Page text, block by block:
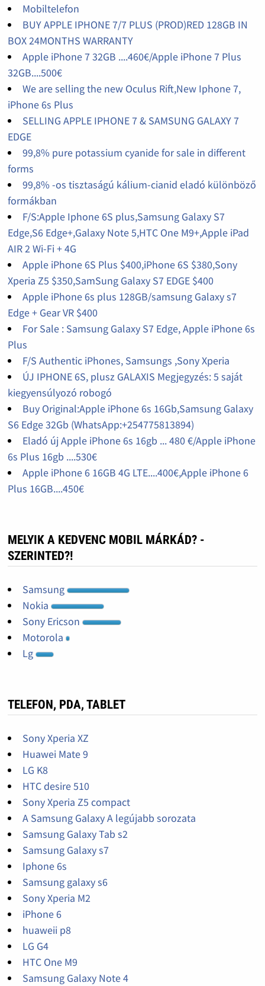
Mobiltelefon
BUY APPLE IPHONE 7/7 PLUS (PROD)RED 128GB IN
BOX 24MONTHS WARRANTY
Apple iPhone 7 32GB ....460€/Apple iPhone 7 Plus
32GB....500€
We are selling the new Oculus Rift,New Iphone 7,
iPhone 6s Plus
SELLING APPLE IPHONE 7 & SAMSUNG GALAXY 7
EDGE
99,8% pure potassium cyanide for sale in different
forms
99,8% -os tisztaságú kálium-cianid eladó különböző
formákban
F/S:Apple Iphone 6S plus,Samsung Galaxy S7
Edge,S6 Edge+,Galaxy Note 5,HTC One M9+,Apple iPad
AIR 2 Wi-Fi + 4G
Apple iPhone 6S Plus $400,iPhone 6S $380,Sony
Xperia Z5 $350,SamSung Galaxy S7 EDGE $400
Apple iPhone 6s plus 128GB/samsung Galaxy s7
Edge + Gear VR $400
For Sale : Samsung Galaxy S7 Edge, Apple iPhone 6s
Plus
F/S Authentic iPhones, Samsungs ,Sony Xperia
ÚJ IPHONE 6S, plusz GALAXIS Megjegyzés: 5 saját
kiegyensúlyozó robogó
Buy Original:Apple iPhone 6s 16Gb,Samsung Galaxy
S6 Edge 32Gb (WhatsApp:+254775813894)
Eladó új Apple iPhone 6s 16gb ... 480 €/Apple iPhone
6s Plus 16gb ....530€
Apple iPhone 6 16GB 4G LTE....400€,Apple iPhone 6
Plus 16GB....450€
MELYIK A KEDVENC MOBIL MÁRKÁD? -
SZERINTED?!
Samsung
Nokia
Sony Ericson
Motorola
Lg
TELEFON, PDA, TABLET
Sony Xperia XZ
Huawei Mate 9
LG K8
HTC desire 510
Sony Xperia Z5 compact
A Samsung Galaxy A legújabb sorozata
Samsung Galaxy Tab s2
Samsung Galaxy s7
Iphone 6s
Samsung galaxy s6
Sony Xperia M2
iPhone 6
huaweii p8
LG G4
HTC One M9
Samsung Galaxy Note 4